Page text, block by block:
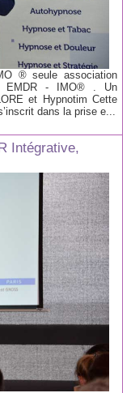
® seule association
EMDR - IMO® . Un
et Hypnotim Cette
dans la prise e...
Intégrative,